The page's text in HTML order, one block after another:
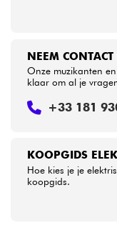
KOOPGIDS
Hoe kies je je
koopgids.
NEEM
Onze muzikanten
klaar om al je
+33 181